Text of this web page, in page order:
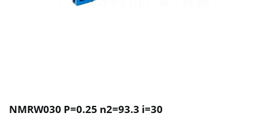
NMRW030 P=0.25 n2=93.3 i=30